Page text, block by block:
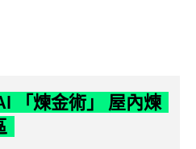
「煉金術」 屋內煉